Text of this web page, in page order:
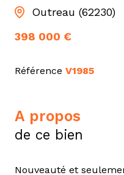
Outreau (62230)
398 000 €
Référence V1985
a propos
de ce bien
Nouveauté et